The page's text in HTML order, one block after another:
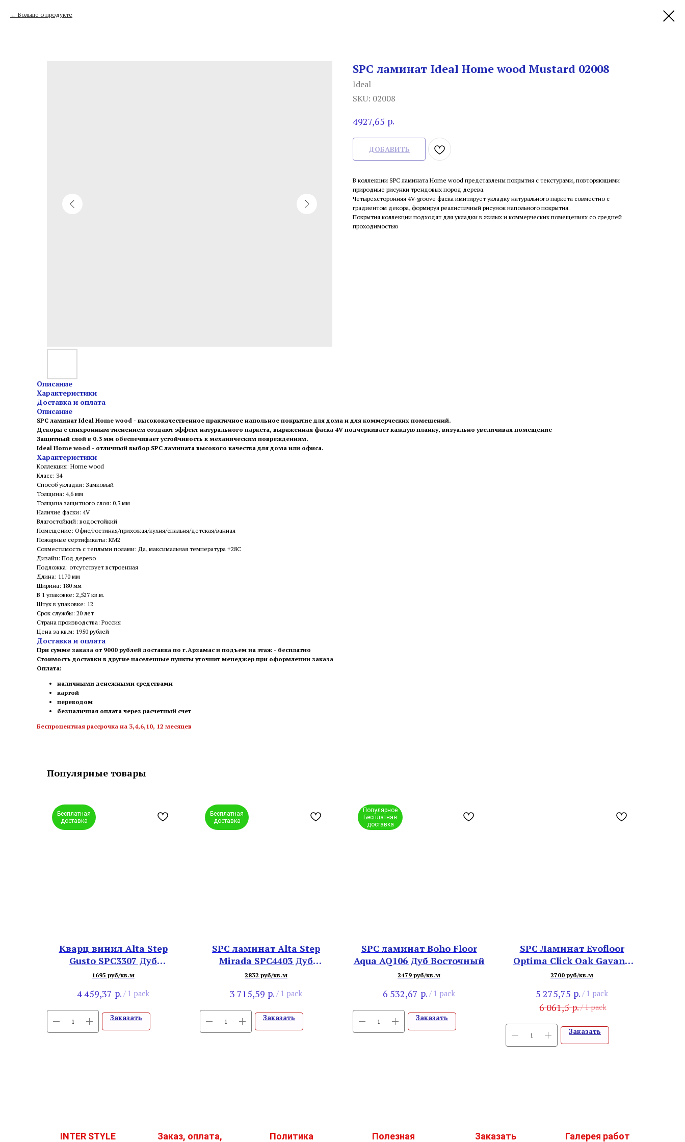
Больше о продукте
SPC ламинат Ideal Home wood Mustard 02008
Ideal
SKU: 02008
4927,65 р.
ДОБАВИТЬ
В коллекции SPC ламината Home wood представлены покрытия с текстурами, повторяющими
природные рисунки трендовых пород дерева.
Четырехсторонняя 4V-groove фаска имитирует укладку натурального паркета совместно с
градиентом декора, формируя реалистичный рисунок напольного покрытия.
Покрытия коллекции подходят для укладки в жилых и коммерческих помещениях со средней
проходимостью
Описание
Характеристики
Доставка и оплата
Описание
SPC ламинат Ideal Home wood - высококачественное практичное напольное покрытие для дома и для коммерческих помещений.
Декоры с синхронным тиснением создают эффект натурального паркета, выраженная фаска 4V подчеркивает каждую планку, визуально увеличивая помещение
Защитный слой в 0.3 мм обеспечивает устойчивость к механическим повреждениям.
Ideal Home wood - отличный выбор SPC ламината высокого качества для дома или офиса.
Характеристики
Коллекция: Home wood
Класс: 34
Способ укладки: Замковый
Толщина: 4,6 мм
Толщина защитного слоя: 0,3 мм
Наличие фаски: 4V
Влагостойкий: водостойкий
Помещение: Офис/гостиная/прихожая/кухня/спальня/детская/ванная
Пожарные сертификаты: КМ2
Совместимость с теплыми полами: Да, максимальная температура +28С
Дизайн: Под дерево
Подложка: отсутствует встроенная
Длина: 1170 мм
Ширина: 180 мм
В 1 упаковке: 2,527 кв.м.
Штук в упаковке: 12
Срок службы: 20 лет
Страна производства: Россия
Цена за кв.м: 1950 рублей
Доставка и оплата
При сумме заказа от 9000 рублей доставка по г.Арзамас и подъем на этаж - бесплатно
Стоимость доставки в другие населенные пункты уточнит менеджер при оформлении заказа
Оплата:
наличными денежными средствами
картой
переводом
безналичная оплата через расчетный счет
Беспроцентная рассрочка на 3,4,6,10, 12 месяцев
Популярные товары
Бесплатная
доставка
Кварц винил Alta Step
Gusto SPC3307 Дуб
Кардамон
1695 руб/кв.м
4 459,37 р. / 1 pack
Заказать
Бесплатная
доставка
SPC ламинат Alta Step
Mirada SPC4403 Дуб
Финский
2832 руб/кв.м
3 715,59 р. / 1 pack
Заказать
Популярное
Бесплатная
доставка
SPC ламинат Boho Floor
Aqua AQ106 Дуб Восточный
2479 руб/кв.м
6 532,67 р. / 1 pack
Заказать
SPC Ламинат Evofloor
Optima Click Oak Gavana
016-6
2700 руб/кв.м
5 275,75 р. / 1 pack
6 061,5 р./1 pack
Заказать
INTER STYLE
Заказ, оплата,
Политика
Полезная
Заказать
Галерея работ